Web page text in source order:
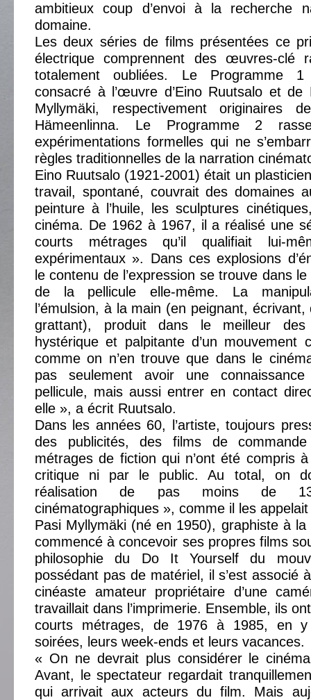
ambitieux coup d’envoi à la recherche
domaine.
Les deux séries de films présentées ce
électrique comprennent des œuvres-clé
totalement oubliées. Le Programme
consacré à l’œuvre d’Eino Ruutsalo et
Myllymäki, respectivement originaires
Hämeenlinna. Le Programme 2
expérimentations formelles qui ne
règles traditionnelles de la narration
Eino Ruutsalo (1921-2001) était un
travail, spontané, couvrait des domaines
peinture à l’huile, les sculptures
cinéma. De 1962 à 1967, il a réalisé une
courts métrages qu’il qualifiait lui-
expérimentaux ». Dans ces explosions
le contenu de l’expression se trouve dans
de la pellicule elle-même. La
l’émulsion, à la main (en peignant,
grattant), produit dans le meilleur des
hystérique et palpitante d’un mouvement
comme on n’en trouve que dans le
pas seulement avoir une
pellicule, mais aussi entrer en contact
elle », a écrit Ruutsalo.
Dans les années 60, l’artiste, toujours
des publicités, des films de
métrages de fiction qui n’ont été compris
critique ni par le public. Au total, on
réalisation de pas moins de
cinématographiques », comme il les
Pasi Myllymäki (né en 1950), graphiste à la
commencé à concevoir ses propres films
philosophie du Do It Yourself du
possédant pas de matériel, il s’est associé
cinéaste amateur propriétaire d’une
travaillait dans l’imprimerie. Ensemble, ils
courts métrages, de 1976 à 1985, en y
soirées, leurs week-ends et leurs vacances.
« On ne devrait plus considérer le
Avant, le spectateur regardait
qui arrivait aux acteurs du film. Mais